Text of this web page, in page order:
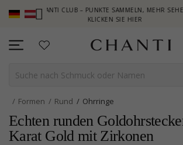
CHANTI CLUB – PUNKTE SAMMELN, MEHR SEHEN –
KLICKEN SIE HIER
Formen Rund Ohrringe
Echten runden
Karat Gold mit Zirkonen